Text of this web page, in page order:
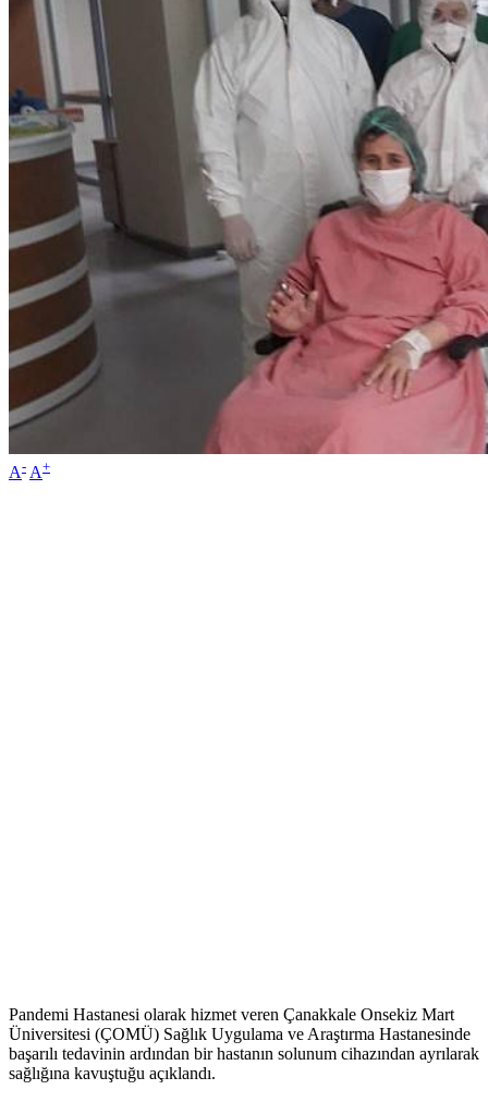
A- A+
Pandemi Hastanesi olarak hizmet veren Çanakkale Onsekiz Mart
Üniversitesi (ÇOMÜ) Sağlık Uygulama ve Araştırma Hastanesinde
başarılı tedavinin ardından bir hastanın solunum cihazından ayrılarak
sağlığına kavuştuğu açıklandı.